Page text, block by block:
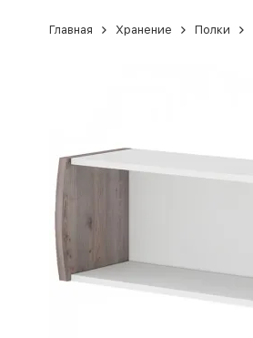
Главная Хранение Полки